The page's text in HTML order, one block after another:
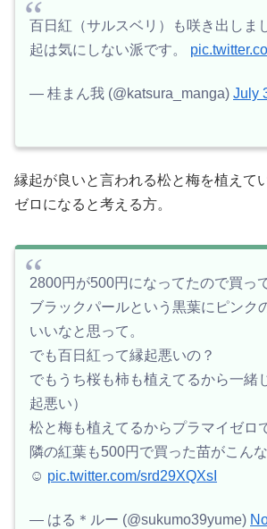
百日紅（サルスベリ）も咲き出しま
起は気にしない派です。
— 桂まん我 (@katsura_manga) July
縁起が良いと言われる松と梅を植えて
ゼロになると考える方。
2800円が500円になってたので買っ
ブラックパールという黒葉にピンク
いいなと思って。
でも百日紅って縁起悪いの？
でもうち桜も柿も植えてるから一緒
起悪い）
松と梅も植えてるからプラマイゼロ
隣の紅葉も500円で買った苗がこん
☺️ pic.twitter.com/srd29XQXsI
— はる＊ルー (@sukumo39yume)